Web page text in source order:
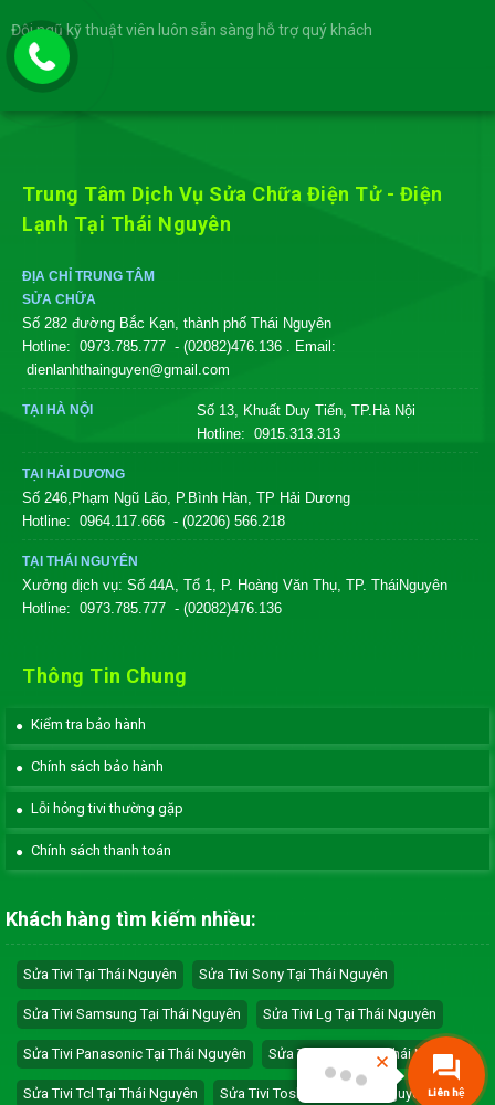
Liên hệ
Đội ngũ kỹ thuật viên luôn sẵn sàng hỗ trợ quý khách
Trung Tâm Dịch Vụ Sửa Chữa Điện Tử - Điện
Lạnh Tại Thái Nguyên
ĐỊA CHỈ TRUNG TÂM
SỬA CHỮA
Số 282 đường Bắc Kạn, thành phố Thái Nguyên
Hotline: 0973.785.777 - (02082)476.136
. Email:
dienlanhthainguyen@gmail.com
TẠI HÀ NỘI
Số 13, Khuất Duy Tiến, TP.Hà Nội
Hotline: 0915.313.313
TẠI HẢI DƯƠNG
Số 246,Phạm Ngũ Lão, P.Bình Hàn, TP Hải Dương
Hotline: 0964.117.666 - (02206) 566.218
TẠI THÁI NGUYÊN
Xưởng dịch vụ: Số 44A, Tổ 1, P. Hoàng Văn Thụ, TP. TháiNguyên
Hotline: 0973.785.777 - (02082)476.136
Thông Tin Chung
Kiểm tra bảo hành
Chính sách bảo hành
Lỗi hỏng tivi thường gặp
Chính sách thanh toán
Khách hàng tìm kiếm nhiều:
Sửa Tivi Tại Thái Nguyên Sửa Tivi Sony Tại Thái Nguyên
Sửa Tivi Samsung Tại Thái Nguyên Sửa Tivi Lg Tại Thái Nguyên
Sửa Tivi Panasonic Tại Thái Nguyên Sửa Tivi Sharp Tại Thái Nguyên
Sửa Tivi Tcl Tại Thái Nguyên Sửa Tivi Toshiba Tại Thái Nguyên